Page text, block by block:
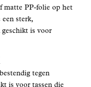
matte PP-folie op het
sterk,
is voor
tegen
is voor tassen die